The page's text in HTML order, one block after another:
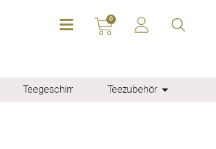
0
Teegeschirr Teezubehör